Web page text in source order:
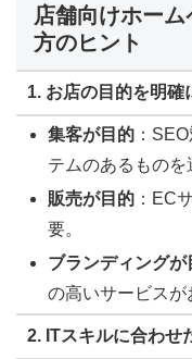
店舗向けホー
方のヒント
1. お店の目的を明確
集客が目的 ：
テムのあるものを
販売が目的 ：EC
要。
ブランディングが
の高いサービスが
2. ITスキルに合わせ